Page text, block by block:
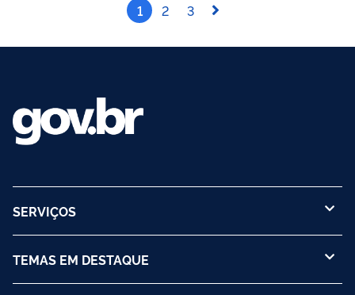
1 2 3
SERVIÇOS
TEMAS EM DESTAQUE